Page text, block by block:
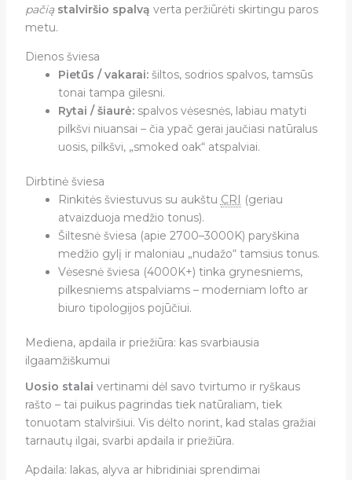
pačią stalviršio spalvą verta peržiūrėti skirtingu paros
metu.
Dienos šviesa
Pietūs / vakarai:šiltos, sodrios spalvos, tamsūs
tonai tampa gilesni.
Rytai / šiaurė:spalvos vėsesnės, labiau matyti
pilkšvi niuansai – čia ypač gerai jaučiasi natūralus
uosis, pilkšvi, „smoked oak“ atspalviai.
Dirbtinė šviesa
Rinkitės šviestuvus su aukštu CRI
(geriau
atvaizduoja medžio tonus).
Šiltesnė šviesa (apie 2700–3000K) paryškina
medžio gylį ir maloniau „nudažo“ tamsius tonus.
Vėsesnė šviesa (4000K+) tinka grynesniems,
pilkesniems atspalviams – moderniam lofto ar
biuro tipologijos pojūčiui.
Mediena, apdaila ir priežiūra: kas svarbiausia
ilgaamžiškumui
Uosio stalai vertinami dėl savo tvirtumo ir ryškaus
rašto – tai puikus pagrindas tiek natūraliam, tiek
tonuotam stalviršiui. Vis dėlto norint, kad stalas gražiai
tarnautų ilgai, svarbi apdaila ir priežiūra.
Apdaila: lakas, alyva ar hibridiniai sprendimai